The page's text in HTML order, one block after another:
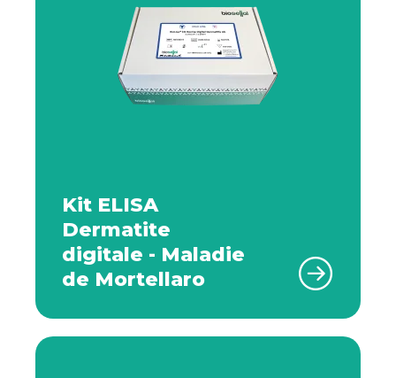
Kit ELISA
Dermatite
digitale - Maladie
de Mortellaro